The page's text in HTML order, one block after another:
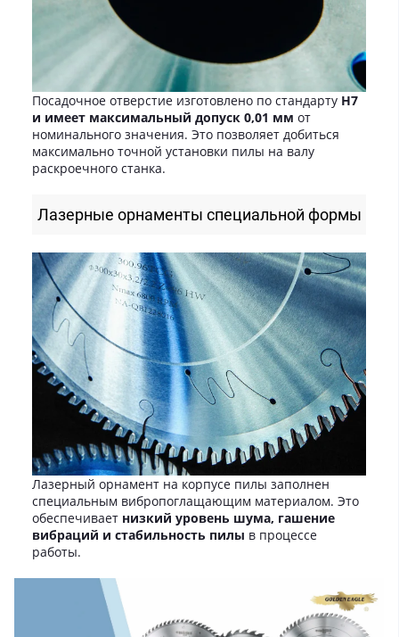
Посадочное отверстие изготовлено по стандарту H7
и имеет максимальный допуск 0,01 мм от
номинального значения. Это позволяет добиться
максимально точной установки пилы на валу
раскроечного станка.
Лазерные орнаменты специальной формы
Лазерный орнамент на корпусе пилы заполнен
специальным вибропоглащающим материалом. Это
обеспечивает низкий уровень шума, гашение
вибраций и стабильность пилы в процессе
работы.